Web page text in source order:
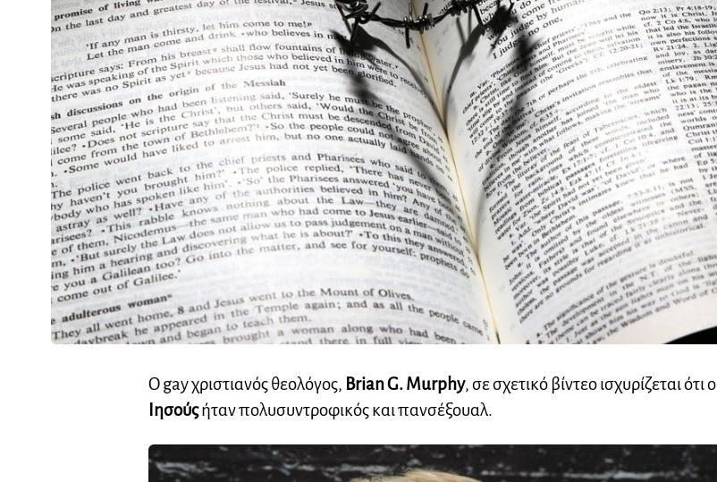
Ο gay χριστιανός θεολόγος, Brian G. Murphy, σε σχετικό βίντεο ισχυρίζεται ότι ο
Ιησούςήταν πολυσυντροφικός και πανσέξουαλ.